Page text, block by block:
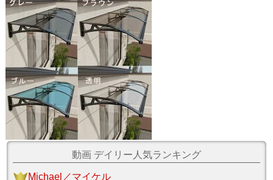
動画 デイリー人気ランキング
Michael／マイケル